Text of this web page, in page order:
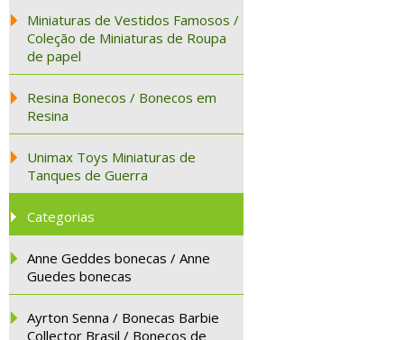
Miniaturas de Vestidos Famosos /
Coleção de Miniaturas de Roupa
de papel
Resina Bonecos / Bonecos em
Resina
Unimax Toys Miniaturas de
Tanques de Guerra
Categorias
Anne Geddes bonecas / Anne
Guedes bonecas
Ayrton Senna / Bonecas Barbie
Collector Brasil / Bonecos de